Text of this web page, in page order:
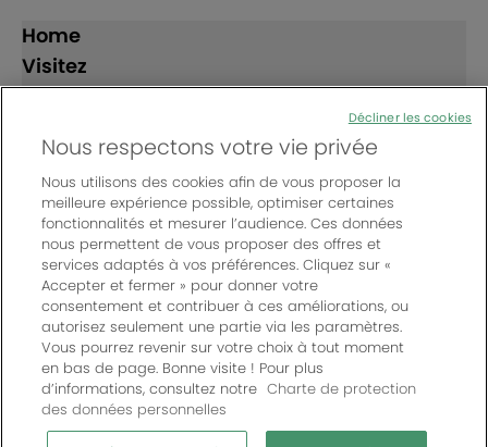
Home
Visitez
Exposez
Suivez-nous
© Bordeaux Events And More | Rue Jean Samazeuilh - CS
20088 - 33070 Bordeaux cedex - France
Un événement organisé par Bordeaux Events And More
Charte de protection des données personnelles
Règlement général des manifestations
Mentions légales|Paramètres des cookies
Nous respectons votre vie privée
Nous utilisons des cookies afin de vous proposer la
meilleure expérience possible, optimiser certaines
fonctionnalités et mesurer l’audience. Ces données
nous permettent de vous proposer des offres et
services adaptés à vos préférences. Cliquez sur «
Accepter et fermer » pour donner votre
consentement et contribuer à ces améliorations, ou
autorisez seulement une partie via les paramètres.
Vous pourrez revenir sur votre choix à tout moment
en bas de page. Bonne visite ! Pour plus
d’informations, consultez notre Charte de protection
des données personnelles
Décliner les cookies